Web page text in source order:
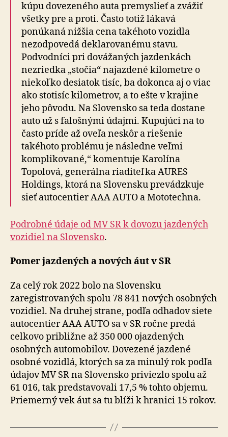
kúpu dovezeného auta premyslieť a zvážiť
všetky pre a proti. Často totiž lákavá
ponúkaná nižšia cena takéhoto vozidla
nezodpovedá deklarovanému stavu.
Podvodníci pri dovážaných jazdenkách
nezriedka „stočia“ najazdené kilometre o
niekoľko desiatok tisíc, ba dokonca aj o viac
ako stotisíc kilometrov, a to ešte v krajine
jeho pôvodu. Na Slovensko sa teda dostane
auto už s falošnými údajmi. Kupujúci na to
často príde až oveľa neskôr a riešenie
takéhoto problému je následne veľmi
komplikované,“ komentuje Karolína
Topolová, generálna riaditeľka AURES
Holdings, ktorá na Slovensku prevádzkuje
sieť autocentier AAA AUTO a Mototechna.
Podrobné údaje od MV SR k dovozu jazdených
vozidiel na Slovensko.
Pomer jazdených a nových áut v SR
Za celý rok 2022 bolo na Slovensku
zaregistrovaných spolu 78 841 nových osobných
vozidiel. Na druhej strane, podľa odhadov siete
autocentier AAA AUTO sa v SR ročne predá
celkovo približne až 350 000 ojazdených
osobných automobilov. Dovezené jazdené
osobné vozidlá, ktorých sa za minulý rok podľa
údajov MV SR na Slovensko priviezlo spolu až
61 016, tak predstavovali 17,5 % tohto objemu.
Priemerný vek áut sa tu blíži k hranici 15 rokov.